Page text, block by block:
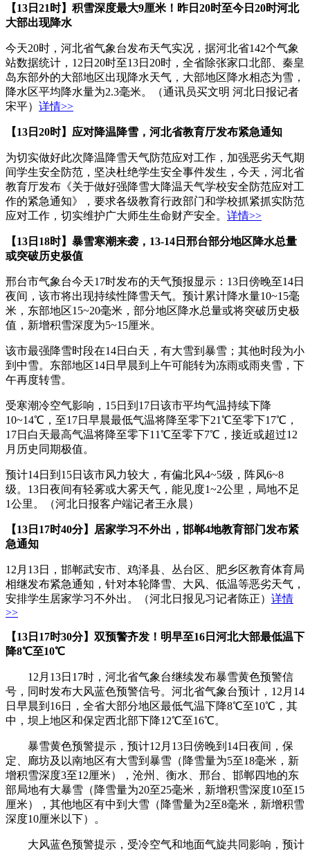
【13日21时】 积雪深度最大9厘米！昨日20时至今日20时河北
大部出现降水
今天20时，河北省气象台发布天气实况，据河北省142个气象
站数据统计，12日20时至13日20时，全省除张家口北部、秦皇
岛东部外的大部地区出现降水天气，大部地区降水相态为雪，
降水区平均降水量为2.3毫米。（通讯员买文明 河北日报记者
宋平） 详情>>
【13日20时】应对降温降雪，河北省教育厅发布紧急通知
为切实做好此次降温降雪天气防范应对工作，加强恶劣天气期
间学生安全防范，坚决杜绝学生安全事件发生，今天，河北省
教育厅发布《关于做好强降雪大降温天气学校安全防范应对工
作的紧急通知》，要求各级教育行政部门和学校抓紧抓实防范
应对工作，切实维护广大师生生命财产安全。 详情>>
【13日18时】暴雪寒潮来袭，13-14日邢台部分地区降水总量
或突破历史极值
邢台市气象台今天17时发布的天气预报显示：13日傍晚至14日
夜间，该市将出现持续性降雪天气。预计累计降水量10~15毫
米，东部地区15~20毫米，部分地区降水总量或将突破历史极
值，新增积雪深度为5~15厘米。
该市最强降雪时段在14日白天，有大雪到暴雪；其他时段为小
到中雪。东部地区14日早晨到上午可能转为冻雨或雨夹雪，下
午再度转雪。
受寒潮冷空气影响，15日到17日该市平均气温持续下降
10~14℃，至17日早晨最低气温将降至零下21℃至零下17℃，
17日白天最高气温将降至零下11℃至零下7℃，接近或超过12
月历史同期极值。
预计14日到15日该市风力较大，有偏北风4~5级，阵风6~8
级。13日夜间有轻雾或大雾天气，能见度1~2公里，局地不足
1公里。（河北日报客户端记者王永晨）
【13日17时40分】居家学习不外出，邯郸4地教育部门发布紧
急通知
12月13日，邯郸武安市、鸡泽县、丛台区、肥乡区教育体育局
相继发布紧急通知，针对本轮降雪、大风、低温等恶劣天气，
安排学生居家学习不外出。（河北日报见习记者陈正） 详情
>>
【13日17时30分】双预警齐发！明早至16日河北大部最低温下
降8℃至10℃
12月13日 17时，河北省气象台继续发布暴雪黄色预警信
号，同时发布大风蓝色预警信号。河北省气象台预计，12月14
日早晨到16日，全省大部分地区最低气温下降8℃至10℃，其
中，坝上地区和保定西北部下降12℃至16℃。
暴雪黄色预警提示，预计12月13日傍晚到14日夜间，保
定、廊坊及以南地区有大雪到暴雪（降雪量为5至18毫米，新
增积雪深度3至12厘米），沧州、衡水、邢台、邯郸四地的东
部局地有大暴雪（降雪量为20至25毫米，新增积雪深度10至15
厘米），其他地区有中到大雪（降雪量为2至8毫米，新增积雪
深度10厘米以下）。
大风蓝色预警提示，受冷空气和地面气旋共同影响，预计